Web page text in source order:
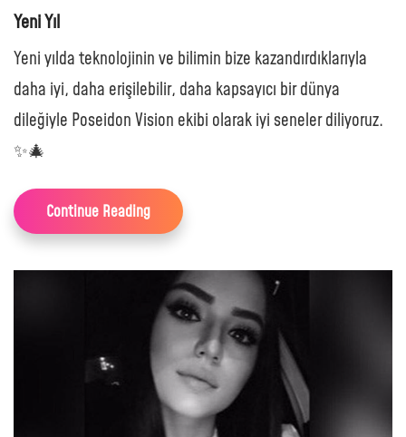
Yeni Yıl
Yeni yılda teknolojinin ve bilimin bize kazandırdıklarıyla
daha iyi, daha erişilebilir, daha kapsayıcı bir dünya
dileğiyle Poseidon Vision ekibi olarak iyi seneler diliyoruz.
✨🎄
Continue Reading